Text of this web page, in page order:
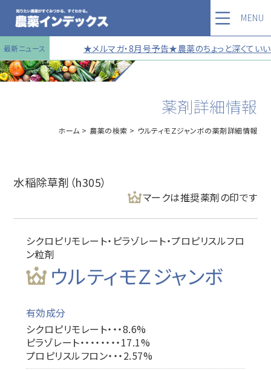
最新ニュース ★メルマガ・8月号予告★農薬のちょっと深く
MENU
薬剤詳細情報
ホーム 農薬の検索 ウルティモＺジャンボの薬剤詳細情報
水稲除草剤（h305）
マークは推奨薬剤の印です
シクロピリモレート・ピラゾレート・プロピリスルフロ
ン粒剤
ウルティモＺジャンボ
有効成分
シクロピリモレート・・・8.6%
ピラゾレート・・・・・・・・17.1%
プロピリスルフロン・・・2.57%